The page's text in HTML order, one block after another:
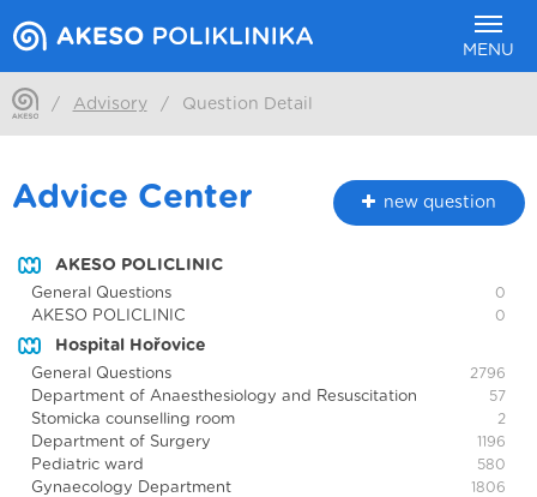
MENU
/ Advisory / Question Detail
Advice Center new question
AKESO POLICLINIC
General Questions 0
AKESO POLICLINIC 0
Hospital Hořovice
General Questions 2796
Department of Anaesthesiology and Resuscitation 57
Stomicka counselling room 2
Department of Surgery 1196
Pediatric ward 580
Gynaecology Department 1806